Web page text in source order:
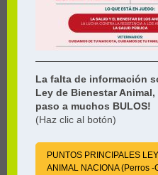
La falta de información
Ley de Bienestar
paso a muchos BULOS!
(Haz clic al botón)
PUNTOS PRINCIPALES
ANIMAL NACIONA (Perros -